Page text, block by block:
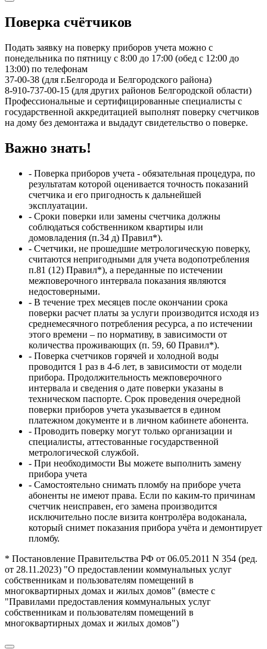
Поверка счётчиков
Подать заявку на поверку приборов учета можно с
понедельника по пятницу с 8:00 до 17:00 (обед с 12:00 до
13:00) по телефонам
37-00-38 (для г.Белгорода и Белгородского района)
8-910-737-00-15 (для других районов Белгородской области)
Профессиональные и сертифицированные специалисты с
государственной аккредитацией выполнят поверку счетчиков
на дому без демонтажа и выдадут свидетельство о поверке.
Важно знать!
- Поверка приборов учета - обязательная процедура, по
результатам которой оценивается точность показаний
счетчика и его пригодность к дальнейшей
эксплуатации.
- Сроки поверки или замены счетчика должны
соблюдаться собственником квартиры или
домовладения (п.34 д) Правил*).
- Счетчики, не прошедшие метрологическую поверку,
считаются непригодными для учета водопотребления
п.81 (12) Правил*), а переданные по истечении
межповерочного интервала показания являются
недостоверными.
- В течение трех месяцев после окончании срока
поверки расчет платы за услуги производится исходя из
среднемесячного потребления ресурса, а по истечении
этого времени – по нормативу, в зависимости от
количества проживающих (п. 59, 60 Правил*).
- Поверка счетчиков горячей и холодной воды
проводится 1 раз в 4-6 лет, в зависимости от модели
прибора. Продолжительность межповерочного
интервала и сведения о дате поверки указаны в
техническом паспорте. Срок проведения очередной
поверки приборов учета указывается в едином
платежном документе и в личном кабинете абонента.
- Проводить поверку могут только организации и
специалисты, аттестованные государственной
метрологической службой.
- При необходимости Вы можете выполнить замену
прибора учета
- Самостоятельно снимать пломбу на приборе учета
абоненты не имеют права. Если по каким-то причинам
счетчик неисправен, его замена производится
исключительно после визита контролёра водоканала,
который снимет показания прибора учёта и демонтирует
пломбу.
* Постановление Правительства РФ от 06.05.2011 N 354 (ред.
от 28.11.2023) "О предоставлении коммунальных услуг
собственникам и пользователям помещений в
многоквартирных домах и жилых домов" (вместе с
"Правилами предоставления коммунальных услуг
собственникам и пользователям помещений в
многоквартирных домах и жилых домов")